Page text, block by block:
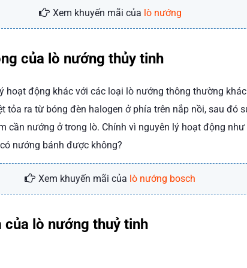
Xem khuyến mãi của lò nướng
của lò nướng thủy tinh
hoạt động khác với các loại lò nướng thông thường
tỏa ra từ bóng đèn halogen ở phía trên nắp nồi, sau đó
cần nướng ở trong lò. Chính vì nguyên lý hoạt động như
nướng bánh được không?
Xem khuyến mãi của lò nướng bosch
lò nướng thuỷ tinh